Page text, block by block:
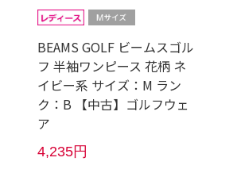
BEAMS GOLF ビームスゴル
フ 半袖ワンピース 花柄 ネ
イビー系 サイズ：M ラン
ク：B 【中古】ゴルフウェ
ア
4,235円